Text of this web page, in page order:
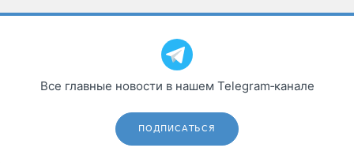
Все главные новости в нашем Telegram‑канале
ПОДПИСАТЬСЯ